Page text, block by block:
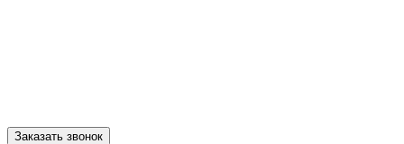
Заказать звонок